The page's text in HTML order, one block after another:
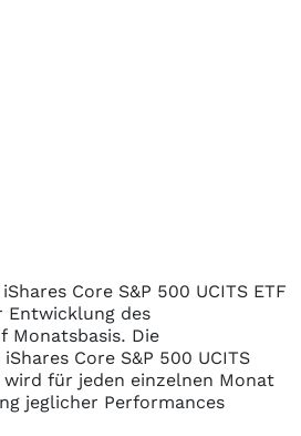
iShares Core S&P 500 UCITS ETF
des
Monatsbasis. Die
iShares Core S&P 500 UCITS
wird für jeden einzelnen Monat
jeglicher Performances